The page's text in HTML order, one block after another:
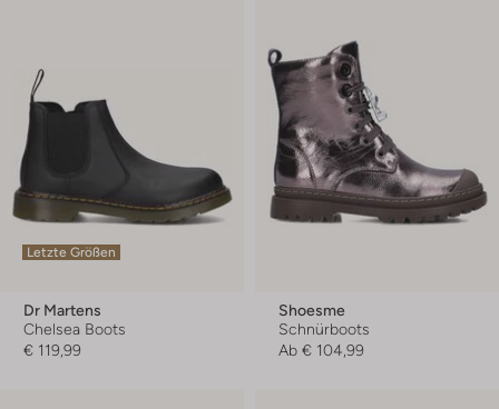
Letzte Größen
Dr Martens
Chelsea Boots
€ 119,99
Shoesme
Schnürboots
Ab € 104,99